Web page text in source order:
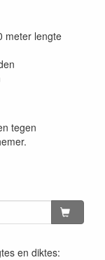
meter lengte
tegen
en diktes: